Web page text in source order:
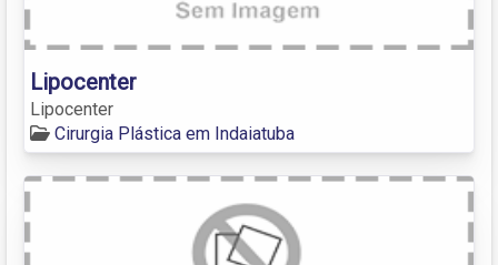
Lipocenter
Lipocenter
Cirurgia Plástica em Indaiatuba